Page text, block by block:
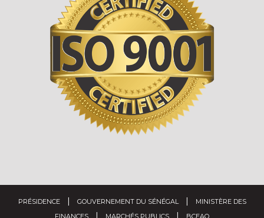
PRÉSIDENCE| GOUVERNEMENT DU SÉNÉGAL|
MINISTÈRE DES
FINANCES
| MARCHÉS PUBLICS | BCEAO